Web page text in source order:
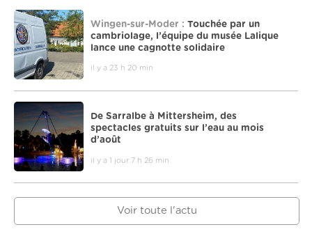
Wingen-sur-Moder : Touchée par un
cambriolage, l’équipe du musée Lalique
lance une cagnotte solidaire
il y a 23 h 20 min
De Sarralbe à Mittersheim, des
spectacles gratuits sur l’eau au mois
d’août
il y a 1 jour 7 h 26 min
Voir toute l'actu